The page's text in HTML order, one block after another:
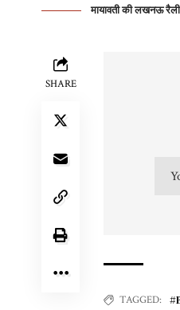
मायावती की लखनऊ रैली
SHARE
TAGGED: